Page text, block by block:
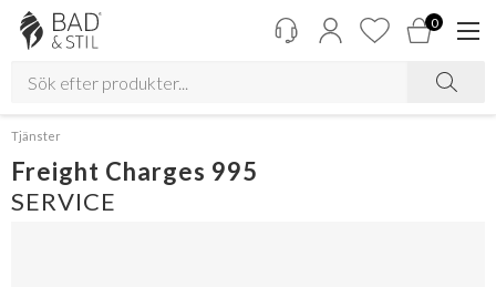
0
Tjänster
Freight Charges 995
SERVICE